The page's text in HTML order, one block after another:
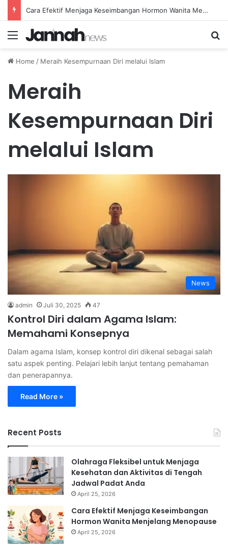
Cara Efektif Menjaga Keseimbangan Hormon Wanita Menjelang Menopause
Menu
Home / Meraih Kesempurnaan Diri melalui Islam
Meraih
Kesempurnaan Diri
melalui Islam
News
admin Juli 30, 2025 47
Kontrol Diri dalam Agama Islam:
Memahami Konsepnya
Dalam agama Islam, konsep kontrol diri dikenal sebagai salah
satu aspek penting. Pelajari lebih lanjut tentang pemahaman
dan penerapannya.
Read More »
Recent Posts
Olahraga Fleksibel untuk Menjaga
Kesehatan dan Aktivitas di Tengah
Jadwal Padat Anda
April 25, 2026
Cara Efektif Menjaga Keseimbangan
Hormon Wanita Menjelang Menopause
April 25, 2026